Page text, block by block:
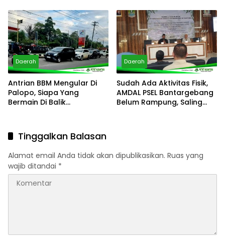
Pelaku
Daerah
Antrian BBM Mengular Di
Palopo, Siapa Yang
Bermain Di Balik
Daerah
Sudah Ada Aktivitas Fisik,
AMDAL PSEL Bantargebang
Belum Rampung, Saling
Tinggalkan Balasan
Alamat email Anda tidak akan dipublikasikan. Ruas yang
wajib ditandai *